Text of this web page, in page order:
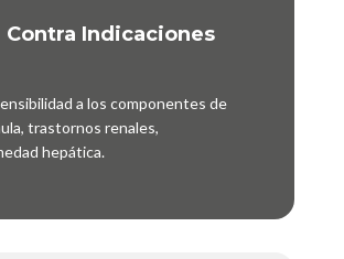
Contra Indicaciones
a los componentes de
trastornos renales,
hepática.